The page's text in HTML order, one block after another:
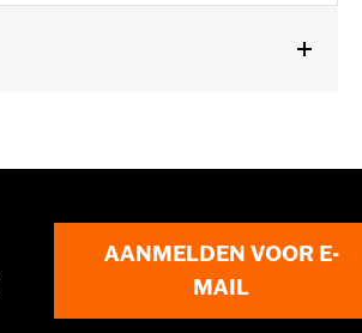
AANMELDEN VOOR E-
MAIL